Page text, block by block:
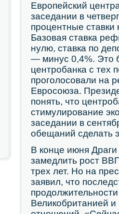
Европейский
заседании в
процентные ставки
Базовая ставка
нулю, ставка по
— минус 0,4%. Это
центробанка с тех
проголосовали на
Евросоюза.
понять, что
стимулирование
заседании в
обещаний сделать
В конце июня
замедлить рост
трех лет. Но на
заявил, что
Великобританией